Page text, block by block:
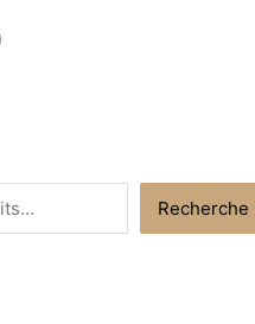
Recherche